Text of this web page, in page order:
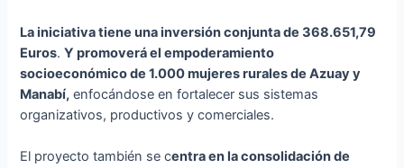
La iniciativa tiene una inversión conjunta de 368.651,79
Euros.Y promoverá el empoderamiento
socioeconómico de 1.000 mujeres rurales de Azuay y
Manabí, enfocándose en fortalecer sus sistemas
organizativos, productivos y comerciales.
El proyecto también se centra en la consolidación de